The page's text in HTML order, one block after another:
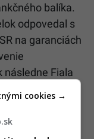
balíka.
odpovedal s
na garanciách
následne Fiala
ministerskej
medzi
cookies →